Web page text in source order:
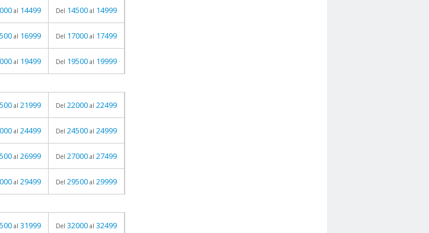
al 14499 Del 14500 al 14999
al 16999 Del 17000 al 17499
al 19499 Del 19500 al 19999
al 21999 Del 22000 al 22499
al 24499 Del 24500 al 24999
al 26999 Del 27000 al 27499
al 29499 Del 29500 al 29999
al 31999 Del 32000 al 32499